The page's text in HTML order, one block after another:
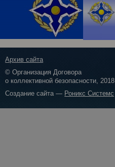
Архив сайта
© Организация Договора
о коллективной безопасности, 2018
Создание сайта — Роникс Системс